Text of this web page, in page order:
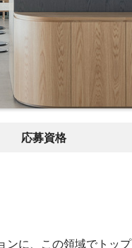
応募資格
ンに、この領域でトップ